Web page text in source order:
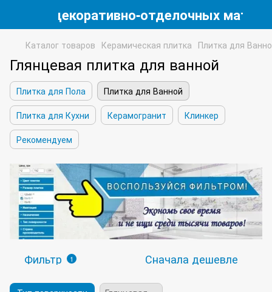
декоративно-отделочных
Каталог товаров Керамическая плитка Плитка для
Глянцевая плитка для ванной
Плитка для Пола
Плитка для Ванной
Плитка для Кухни
Керамогранит
Клинкер
Рекомендуем
Фильтр 1 Сначала дешевле